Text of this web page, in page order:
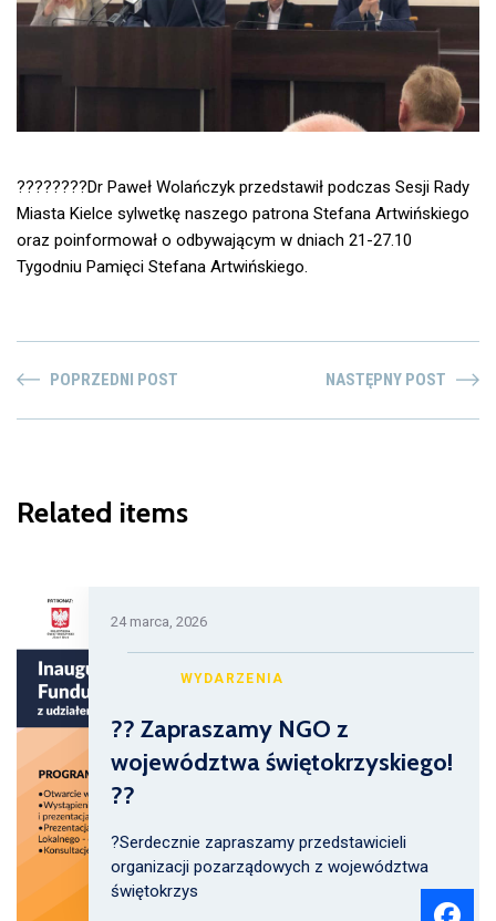
????????Dr Paweł Wolańczyk przedstawił podczas Sesji Rady
Miasta Kielce sylwetkę naszego patrona Stefana Artwińskiego
oraz poinformował o odbywającym w dniach 21-27.10
Tygodniu Pamięci Stefana Artwińskiego.
POPRZEDNI POST NASTĘPNY POST
Related items
24 marca, 2026
WYDARZENIA
?? Zapraszamy NGO z
województwa świętokrzyskiego!
??
?Serdecznie zapraszamy przedstawicieli
organizacji pozarządowych z województwa
świętokrzys